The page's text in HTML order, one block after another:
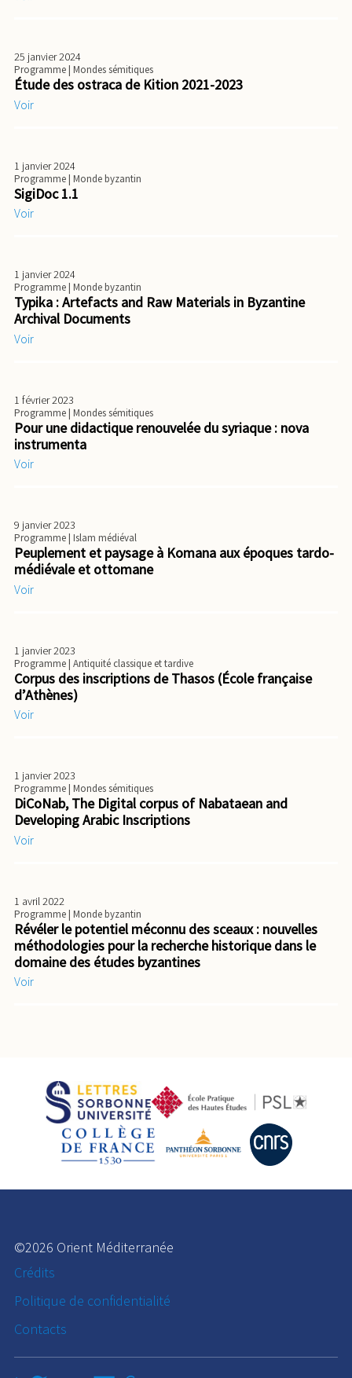
25 janvier 2024
Programme| Mondes sémitiques
Étude des ostraca de Kition 2021-2023
Voir
1 janvier 2024
Programme| Monde byzantin
SigiDoc 1.1
Voir
1 janvier 2024
Programme| Monde byzantin
Typika : Artefacts and Raw Materials in Byzantine
Archival Documents
Voir
1 février 2023
Programme| Mondes sémitiques
Pour une didactique renouvelée du syriaque : nova
instrumenta
Voir
9 janvier 2023
Programme| Islam médiéval
Peuplement et paysage à Komana aux époques tardo-
médiévale et ottomane
Voir
1 janvier 2023
Programme| Antiquité classique et tardive
Corpus des inscriptions de Thasos (École française
d’Athènes)
Voir
1 janvier 2023
Programme| Mondes sémitiques
DiCoNab, The Digital corpus of Nabataean and
Developing Arabic Inscriptions
Voir
1 avril 2022
Programme| Monde byzantin
Révéler le potentiel méconnu des sceaux : nouvelles
méthodologies pour la recherche historique dans le
domaine des études byzantines
Voir
©2026 Orient Méditerranée
Crédits
Politique de confidentialité
Contacts